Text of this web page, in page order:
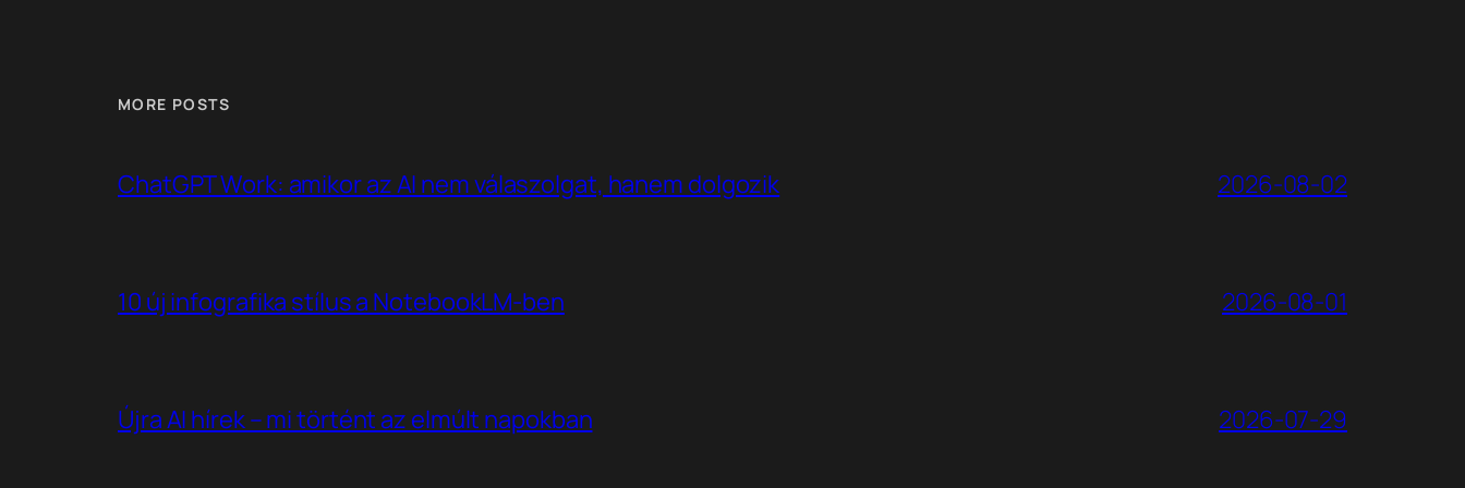
MORE POSTS
ChatGPT Work: amikor az AI nem válaszolgat, hanem dolgozik 2026-08-02
10 új infografika stílus a NotebookLM-ben 2026-08-01
Újra AI hírek – mi történt az elmúlt napokban 2026-07-29